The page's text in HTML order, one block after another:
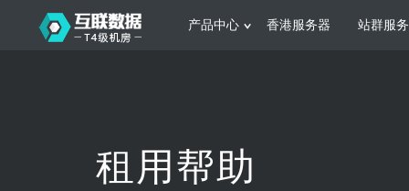
产品中心
日本服务器 新加坡服务器
香港服务器 站群服
根据不同规模的网站提供可定制化的架
构和 一站式协助租用帮助